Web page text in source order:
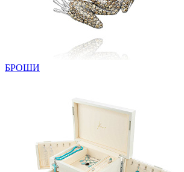
БРОШИ